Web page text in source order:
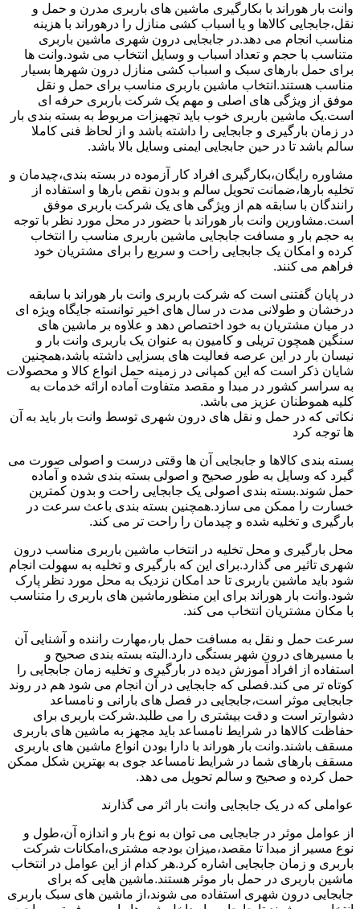
وانت بار هوراند با بکارگیری ماشین های باربری مدرن و حمل و
نقل،جابجایی کالاها و یا اسباب کشی منازل را درهوراند با هزینه
مناسب انجام می دهد.در جابجایی درون شهری ماشین باربری
متناسب با حجم و تعداد اسباب و وسایل انتخاب می شود.وانت ها
برای حمل بارهای سبک و اسباب کشی منازل درون شهرها بسیار
مناسب هستند.انتخاب ماشین باربری مناسب برای حمل و نقل
موفق از ویژگی های اصلی و مهم یک شرکت باربری حرفه ای
است.یک ماشین باربری خوب باید تجهیزات مربوط به بسته بندی بار
در زمان بارگیری و جابجایی را داشته باشد و از لحاظ فنی کاملا
سالم باشد تا در حین جابجایی ایمنی وسایل بالا باشد.
مشاوره رایگان،بکارگیری افراد کار آزموده در بسته بندی،چیدمان و
تخلیه بارها،ضمانت تحویل سالم و بدون نقص بارها و استفاده از
رانندگان با سابقه هم از ویژگی های یک شرکت باربری موفق
است.مشاورین وانت بار هوراند با حضور در محل مورد نظر با توجه
به حجم بار و مسافت جابجایی ماشین باربری مناسب را انتخاب
کرده و امکان یک جابجایی راحت و سریع را برای مشتریان خود
فراهم می کنند.
در پایان گفتنی است که شرکت باربری وانت بار هوراند با سابقه
درخشان و طولانی مدت در سال های اخیر توانسته جایگاه ویژه ای
در میان مشتریان به خود اختصاص دهد و علاوه بر ماشین های
سنگین همچون تریلی و کامیون به عنوان یک باربری وانت بار و
نیسان بار در این عرصه فعالیت های بسزایی داشته باشد،همچنین
شایان ذکر است که این کمپانی در زمینه حمل انواع کالا و محصولات
به سراسر کشور در مبدا و مقصد متفاوت آماده ارائه خدمات به
کلیه هموطنان عزیز می باشد.
نکاتی که در حمل و نقل های درون شهری توسط وانت بار باید به آن
ها توجه کرد
بسته بندی کالاها و جابجایی آن ها وقتی درست و اصولی صورت می
گیرد که وسایل به طور صحیح و اصولی بسته بندی شده و آماده
حمل شوند.بسته بندی اصولی یک جابجایی راحت و بدون کمترین
خسارت را ممکن می سازد.همچنین بسته بندی باعث سرعت در
بارگیری و تخلیه شده و چیدمان را راحت تر می کند.
محل بارگیری و محل تخلیه در انتخاب ماشین باربری مناسب درون
شهری تاثیر می گذارد.برای این که بارگیری و تخلیه به سهولت انجام
شود باید ماشین باربری تا حد امکان نزدیک به محل مورد نظر پارک
شود.وانت بار هوراند برای این منظورماشین های باربری را متناسب
با مکان مشتریان انتخاب می کند.
سرعت حمل و نقل به مسافت حمل بار،مهارت راننده و آشنایی آن
با مسیرهای درون شهر بستگی دارد.البته بسته بندی صحیح و
استفاده از افراد آموزش دیده در بارگیری و تخلیه زمان جابجایی را
کوتاه تر می کند.فصلی که جابجایی در آن انجام می شود هم در روند
جابجایی موثر است،جابجایی در فصل های بارانی و نامساعد
دشوارتر است و دقت بیشتری را می طلبد.شرکت باربری برای
حفاظت کالاها در شرایط نامساعد باید مجهز به ماشین های باربری
مسقف باشند.وانت بار هوراند با دارا بودن انواع ماشین های باربری
مسقف بارهای شما در شرایط نامساعد جوی به بهترین شکل ممکن
حمل کرده و صحیح و سالم تحویل می دهد.
عواملی که در یک جابجایی وانت بار اثر می گذارند
از عوامل موثر در جابجایی می توان به نوع بار و اندازه آن،طول و
نوع مسیر از مبدا تا مقصد،میزان بودجه مشتری،امکانات شرکت
باربری و زمان جابجایی اشاره کرد.هر کدام از این عوامل در انتخاب
ماشین باربری در حمل بار موثر هستند.ماشین هایی که برای
جابجایی درون شهری استفاده می شوند،از ماشین های سبک باربری